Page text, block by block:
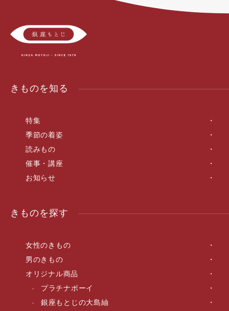
きものを知る
特集
季節の着姿
読みもの
催事・講座
お知らせ
きものを探す
女性のきもの
男のきもの
オリジナル商品
プラチナボーイ
銀座もとじの大島紬